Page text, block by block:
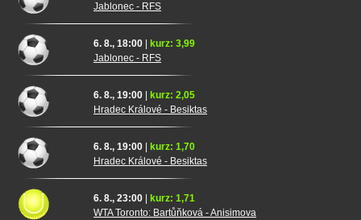
Jablonec - RFS
6. 8., 18:00
kurz: 3,99
Jablonec - RFS
6. 8., 19:00
kurz: 2,05
Hradec Králové - Besiktas
6. 8., 19:00
kurz: 1,70
Hradec Králové - Besiktas
6. 8., 23:00
kurz: 1,71
WTA Toronto: Bartůňková - Anisimova